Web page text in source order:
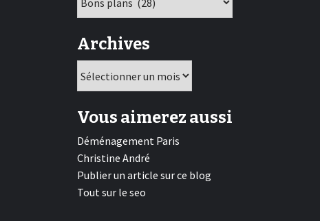
Archives
Vous aimerez aussi
Déménagement Paris
Christine André
Publier un article sur ce blog
Tout sur le seo